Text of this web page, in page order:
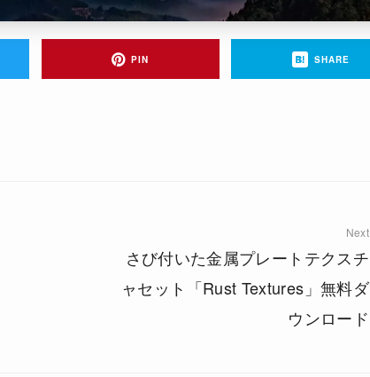
PIN SHARE
Next
さび付いた金属プレートテクスチ
ャセット「Rust Textures」無料ダ
ウンロード